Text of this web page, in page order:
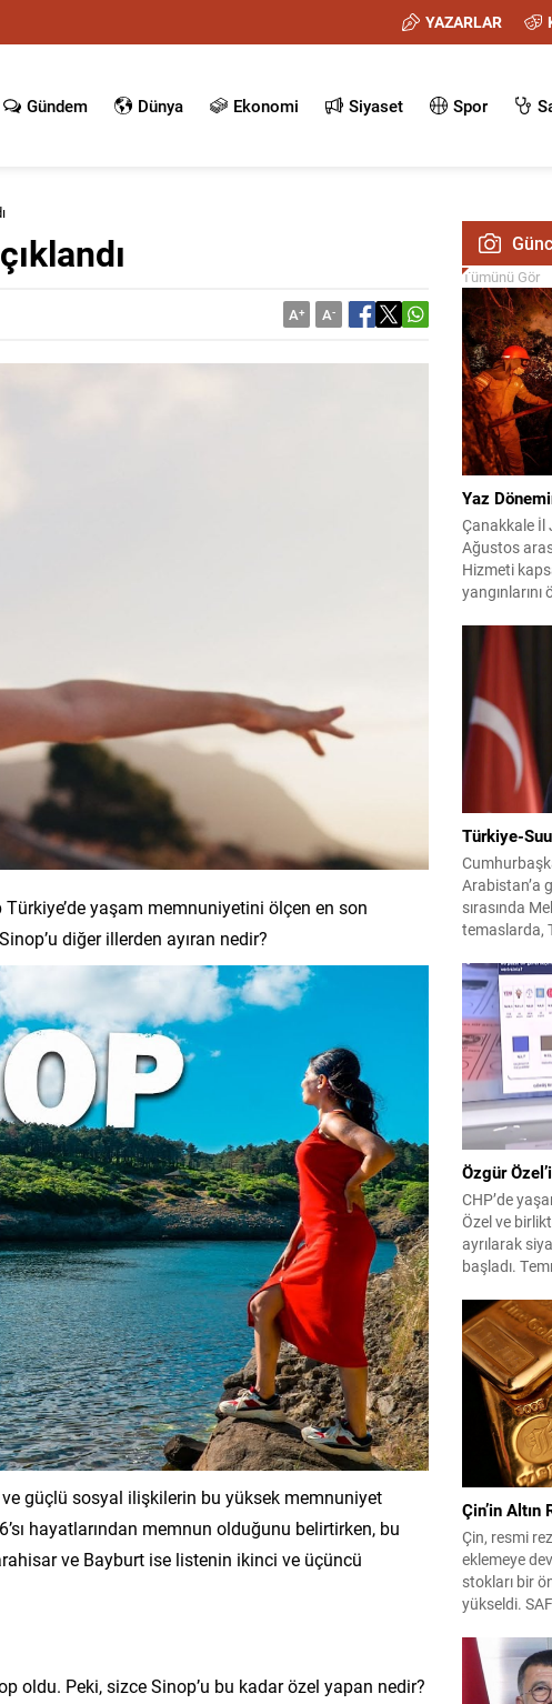
YAZARLAR
Gündem Dünya Ekonomi Siyaset Spor
A+ A-
yaşam memnuniyetini ölçen en son
diğer illerden ayıran nedir?
güçlü sosyal ilişkilerin bu yüksek memnuniyet
hayatlarından memnun olduğunu belirtirken, bu
ve Bayburt ise listenin ikinci ve üçüncü
oldu. Peki, sizce Sinop’u bu kadar özel yapan nedir?
Tümünü Gör
Yaz
Çanakkale İl
Ağustos
Hizmeti
görev
aktif olarak
faaliyetleri
bin 315
Türkiye-
Arabistan’a
sırasında
temaslarda,
birliği
çıktısı, üç
Savunma
güvenlik
Özgür
CHP’de
Özel ve
ayrılarak
başladı.
kısa
Kuruluşun
kamuoyuna
bulduğu
Çin’in Altın
Çin, resmi
eklemeye
stokları bir
yükseldi.
göstererek
artış,
çeken bir